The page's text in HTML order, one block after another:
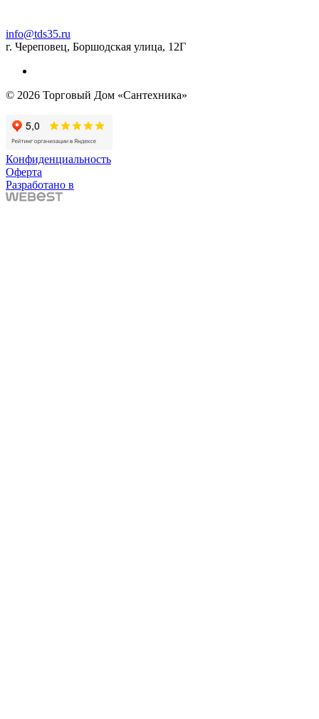
info@tds35.ru
г. Череповец, Боршодская улица, 12Г
© 2026 Торговый Дом «Сантехника»
Конфиденциальность
Оферта
Разработано в